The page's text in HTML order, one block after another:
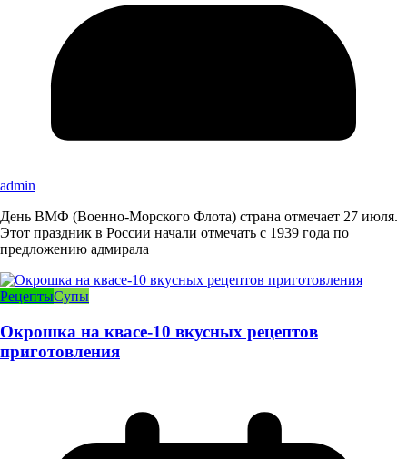
admin
День ВМФ (Военно-Морского Флота) страна отмечает 27 июля.
Этот праздник в России начали отмечать с 1939 года по
предложению адмирала
РецептыСупы
Окрошка на квасе-10 вкусных рецептов
приготовления